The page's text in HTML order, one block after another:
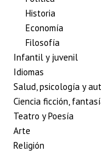
Historia
Economía
Filosofía
Infantil y juvenil
Idiomas
Salud, psicología y
Ciencia ficción,
Teatro y Poesía
Arte
Religión